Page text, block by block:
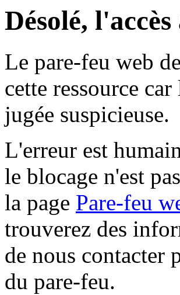
Désolé,
Le pare-feu web
cette ressource
jugée suspicieuse.
L'erreur est
le blocage n'est
la page Pare-feu
trouverez des
de nous contacter
du pare-feu.